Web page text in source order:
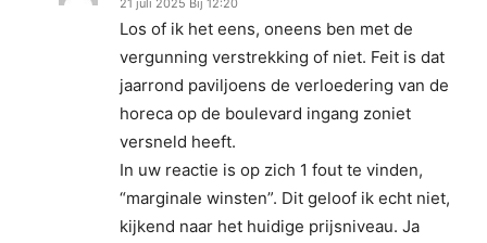
21 juli 2025 Bij 12:20
Los of ik het eens, oneens ben met de
vergunning verstrekking of niet. Feit is dat
jaarrond paviljoens de verloedering van de
horeca op de boulevard ingang zoniet
versneld heeft.
In uw reactie is op zich 1 fout te vinden,
“marginale winsten”. Dit geloof ik echt niet,
kijkend naar het huidige prijsniveau. Ja